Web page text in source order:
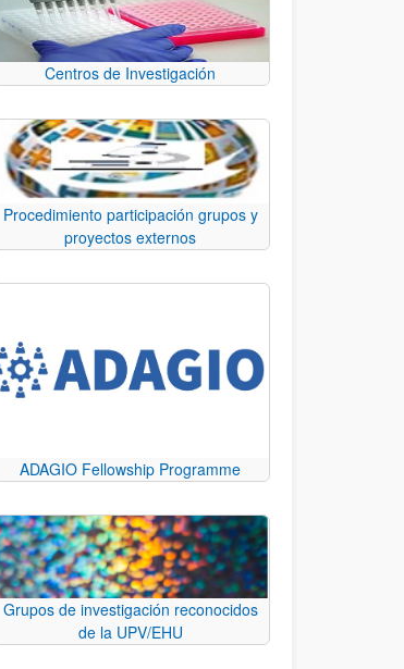
Centros de Investigación
Procedimiento participación grupos y
proyectos externos
ADAGIO Fellowship Programme
Grupos de investigación reconocidos
de la UPV/EHU